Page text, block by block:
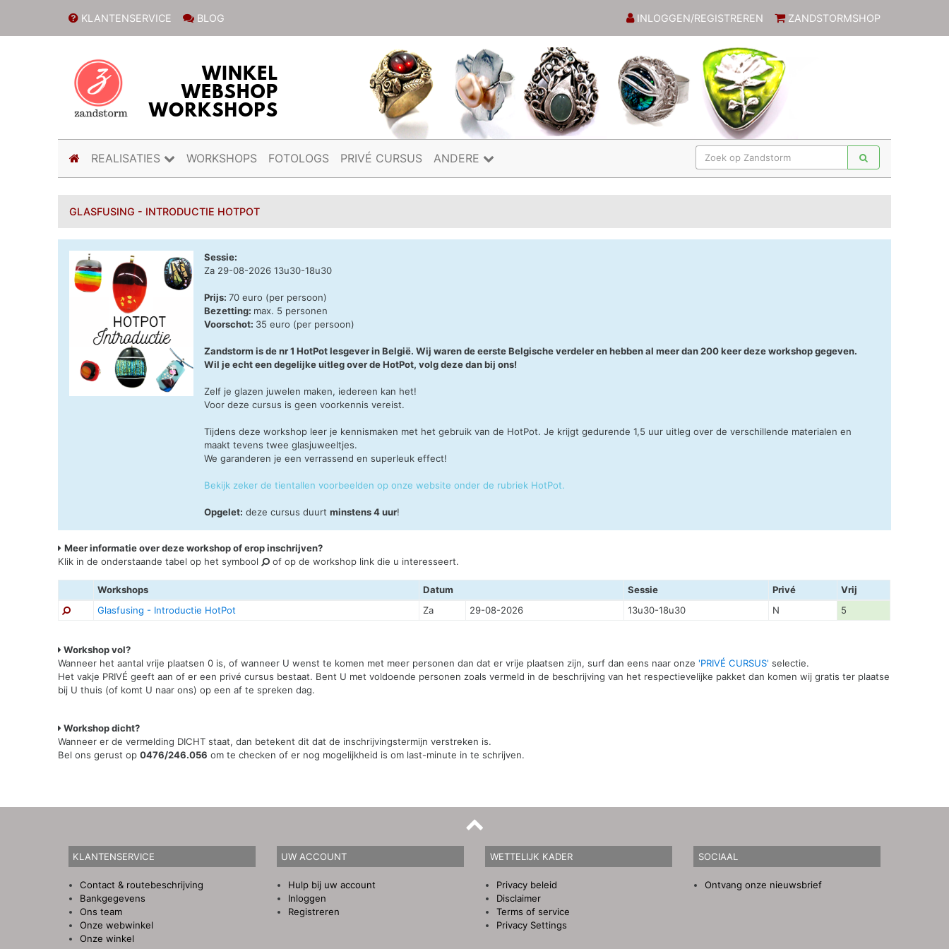
KLANTENSERVICE BLOG INLOGGEN/REGISTREREN ZANDSTORMSHOP
(current)
REALISATIES WORKSHOPS FOTOLOGS PRIVÉ CURSUS ANDERE
GLASFUSING - INTRODUCTIE HOTPOT
Sessie:
Za 29-08-2026 13u30-18u30
Prijs:70 euro (per persoon)
Bezetting: max. 5 personen
Voorschot: 35 euro (per persoon)
Zandstorm is de nr 1 HotPot lesgever in België. Wij waren de eerste Belgische verdeler en hebben al meer dan 200 keer deze workshop gegeven.
Wil je echt een degelijke uitleg over de HotPot, volg deze dan bij ons!
Zelf je glazen juwelen maken, iedereen kan het!
Voor deze cursus is geen voorkennis vereist.
Tijdens deze workshop leer je kennismaken met het gebruik van de HotPot. Je krijgt gedurende 1,5 uur uitleg over de verschillende materialen en
maakt tevens twee glasjuweeltjes.
We garanderen je een verrassend en superleuk effect!
Bekijk zeker de tientallen voorbeelden op onze website onder de rubriek HotPot.
Opgelet: deze cursus duurtminstens 4 uur!
Meer informatie over deze workshop of erop inschrijven?
Klik in de onderstaande tabel op het symbool
of op de workshop link die u interesseert.
Workshops Datum Sessie Privé
Vrij
Glasfusing - Introductie HotPot
Za 29-08-2026 13u30-18u30 N 5
Workshop vol?
Wanneer het aantal vrije plaatsen 0 is, of wanneer U wenst te komen met meer personen dan dat er vrije plaatsen zijn, surf dan eens naar onze 'PRIVÉ CURSUS' selectie.
Het vakje PRIVÉ geeft aan of er een privé cursus bestaat. Bent U met voldoende personen zoals vermeld in de beschrijving van het respectievelijke pakket dan komen wij gratis ter plaatse
bij U thuis (of komt U naar ons) op een af te spreken dag.
Workshop dicht?
Wanneer er de vermelding DICHT staat, dan betekent dit dat de inschrijvingstermijn verstreken is.
Bel ons gerust op0476/246.056 om te checken of er nog mogelijkheid is om last-minute in te schrijven.
KLANTENSERVICE
Contact & routebeschrijving
Bankgegevens
Ons team
Onze webwinkel
Onze winkel
UW ACCOUNT
Hulp bij uw account
Inloggen
Registreren
WETTELIJK KADER
Privacy beleid
Disclaimer
Terms of service
Privacy Settings
SOCIAAL
Ontvang onze nieuwsbrief